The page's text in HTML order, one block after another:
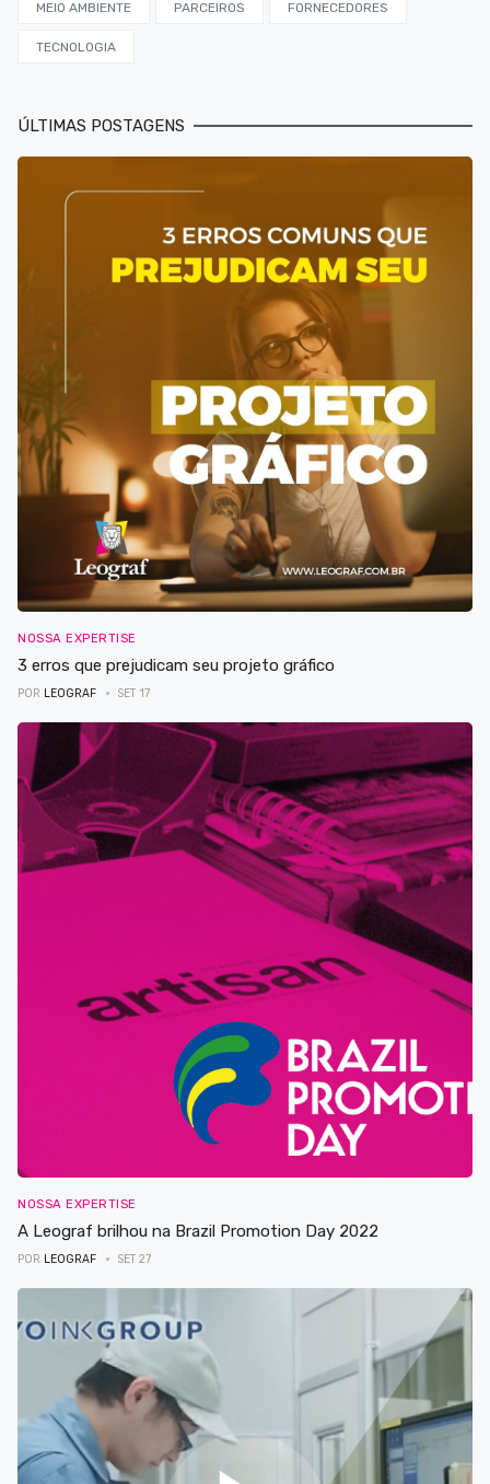
MEIO AMBIENTE PARCEIROS FORNECEDORES
TECNOLOGIA
ÚLTIMAS POSTAGENS
NOSSA EXPERTISE
3 erros que prejudicam seu projeto gráfico
POR LEOGRAF SET 17
NOSSA EXPERTISE
A Leograf brilhou na Brazil Promotion Day 2022
POR LEOGRAF SET 27